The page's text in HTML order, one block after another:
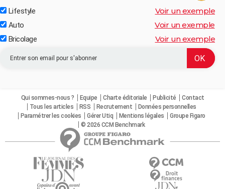
Lifestyle Voir un exemple
Auto Voir un exemple
Bricolage Voir un exemple
Qui sommes-nous ? Equipe Charte éditoriale Publicité
Contact
Tous les articles
RSS Recrutement
Données personnelles
Paramétrer les cookies
Gérer Utiq Mentions légales
Groupe Figaro
© 2026 CCM Benchmark